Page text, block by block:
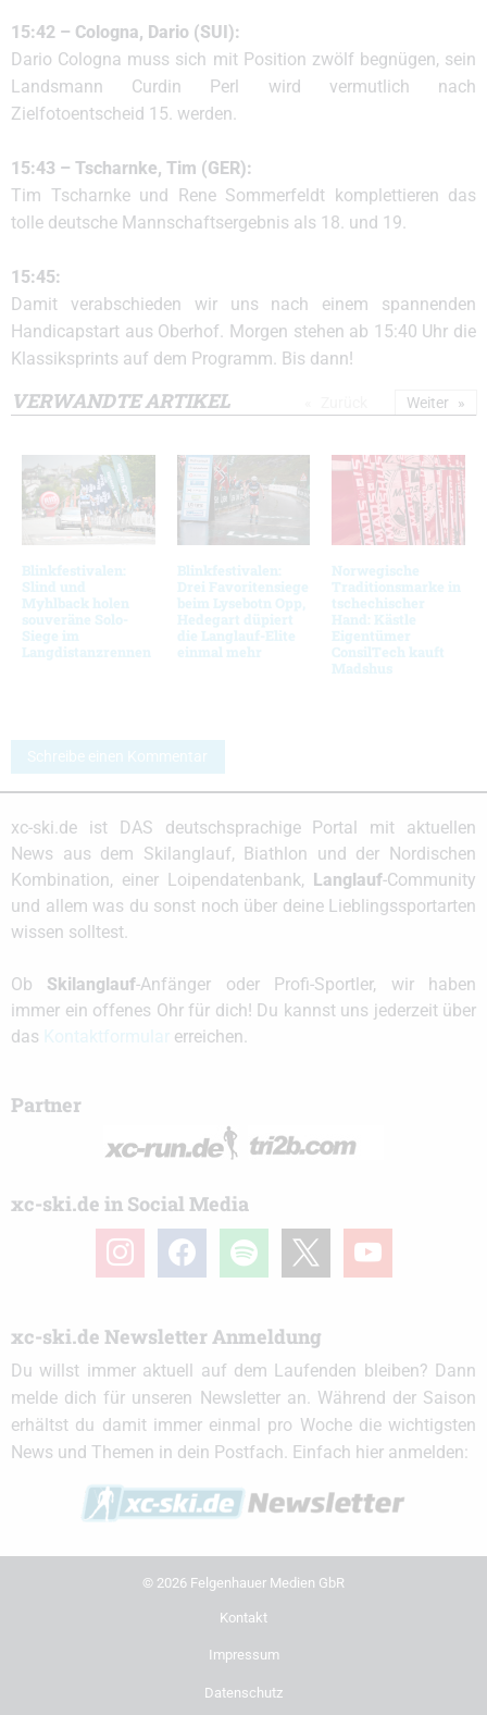
15:42 – Cologna, Dario (SUI):
Dario Cologna muss sich mit Position zwölf begnügen, sein
Landsmann Curdin Perl wird vermutlich nach
Zielfotoentscheid 15. werden.
15:43 – Tscharnke, Tim (GER):
Tim Tscharnke und Rene Sommerfeldt komplettieren das
tolle deutsche Mannschaftsergebnis als 18. und 19.
15:45:
Damit verabschieden wir uns nach einem spannenden
Handicapstart aus Oberhof. Morgen stehen ab 15:40 Uhr die
Klassiksprints auf dem Programm. Bis dann!
VERWANDTE ARTIKEL
Blinkfestivalen:
Slind und
Myhlback holen
souveräne Solo-
Siege im
Langdistanzrennen
Blinkfestivalen:
Drei Favoritensiege
beim Lysebotn Opp,
Hedegart düpiert
die Langlauf-Elite
einmal mehr
Norwegische
Traditionsmarke in
tschechischer
Hand: Kästle
Eigentümer
ConsilTech kauft
Madshus
Weiter
Schreibe einen Kommentar
xc-ski.de ist DAS deutschsprachige Portal mit aktuellen
News aus dem Skilanglauf, Biathlon und der Nordischen
Kombination, einer Loipendatenbank, Langlauf-Community
und allem was du sonst noch über deine Lieblingssportarten
wissen solltest.
Ob Skilanglauf-Anfänger oder Profi-Sportler, wir haben
immer ein offenes Ohr für dich! Du kannst uns jederzeit über
das
erreichen.
Partner
xc-ski.de in Social Media
instagramfacebook spotify youtube
xc-ski.de Newsletter Anmeldung
Du willst immer aktuell auf dem Laufenden bleiben? Dann
melde dich für unseren Newsletter an. Während der Saison
erhältst du damit immer einmal pro Woche die wichtigsten
News und Themen in dein Postfach. Einfach hier anmelden:
© 2026 Felgenhauer Medien GbR
Kontakt
Impressum
Datenschutz